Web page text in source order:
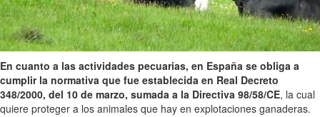
En cuanto a las actividades pecuarias, en España se obliga a
cumplir la normativa que fue establecida en Real Decreto
348/2000, del 10 de marzo, sumada a la Directiva 98/58/CE, la cual
quiere proteger a los animales que hay en explotaciones ganaderas.